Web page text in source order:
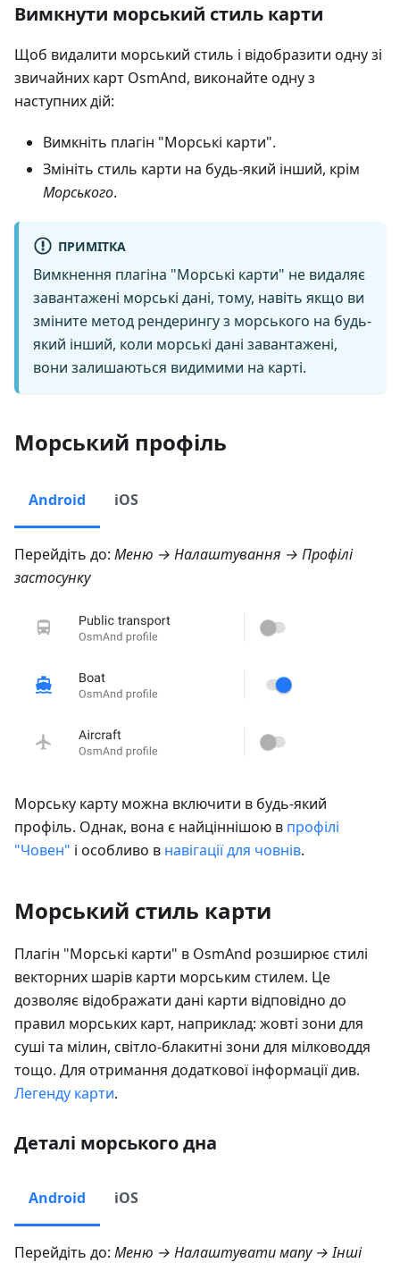
Вимкнути морський стиль карти
Щоб видалити морський стиль і відобразити одну зі
звичайних карт OsmAnd, виконайте одну з
наступних дій:
Вимкніть плагін "Морські карти".
Змініть стиль карти на будь-який інший, крім
Морського.
ПРИМІТКА
Вимкнення плагіна "Морські карти" не видаляє
завантажені морські дані, тому, навіть якщо ви
зміните метод рендерингу з морського на будь-
який інший, коли морські дані завантажені,
вони залишаються видимими на карті.
Морський профіль
Android iOS
Перейдіть до: Меню → Налаштування → Профілі
застосунку
Морську карту можна включити в будь-який
профіль. Однак, вона є найціннішою в профілі
"Човен" і особливо в навігації для човнів.
Морський стиль карти
Плагін "Морські карти" в OsmAnd розширює стилі
векторних шарів карти морським стилем. Це
дозволяє відображати дані карти відповідно до
правил морських карт, наприклад: жовті зони для
суші та мілин, світло-блакитні зони для мілководдя
тощо. Для отримання додаткової інформації див.
Легенду карти.
Деталі морського дна
Android iOS
Перейдіть до: Меню → Налаштувати мапу → Інші